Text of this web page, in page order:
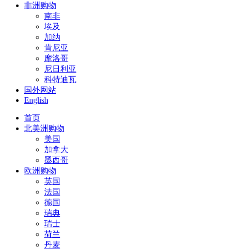
非洲购物
南非
埃及
加纳
肯尼亚
摩洛哥
尼日利亚
科特迪瓦
国外网站
English
首页
北美洲购物
美国
加拿大
墨西哥
欧洲购物
英国
法国
德国
瑞典
瑞士
荷兰
丹麦